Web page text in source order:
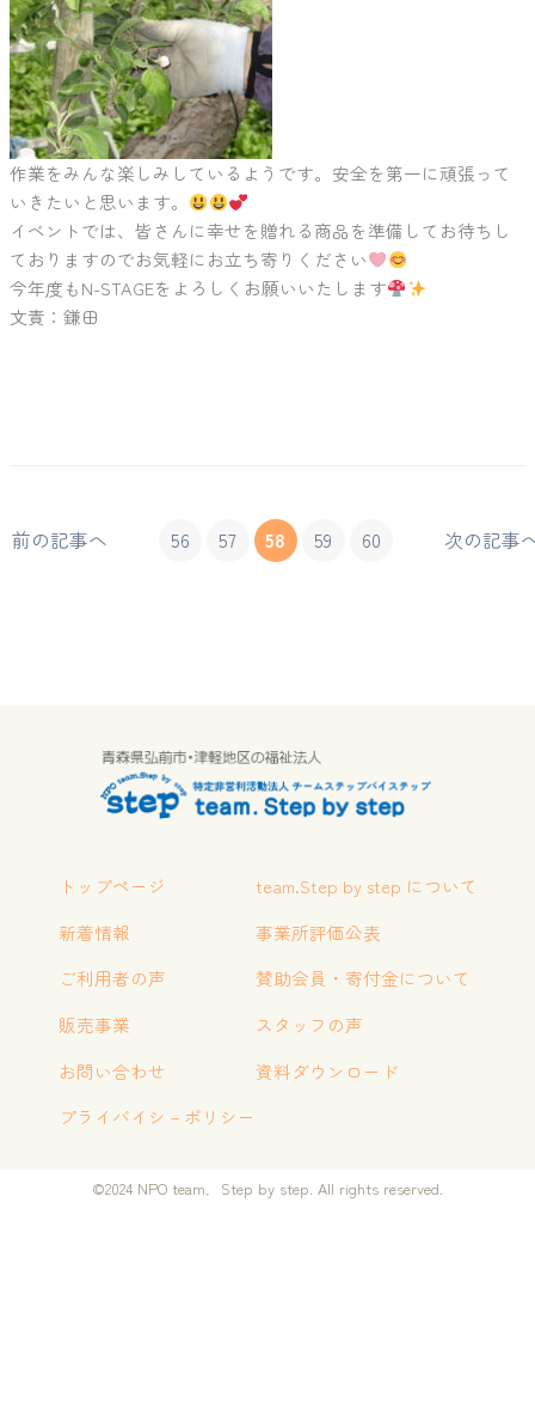
作業をみんな楽しみしているようです。安全を第一に頑張って
いきたいと思います。
イベントでは、皆さんに幸せを贈れる商品を準備してお待ちし
ておりますのでお気軽にお立ち寄りください
今年度もN-STAGEをよろしくお願いいたします
文責：鎌田
前の記事へ 56 57 58 59 60 次の記事
トップページ
新着情報
ご利用者の声
販売事業
お問い合わせ
プライバイシ－ポリシー
team.Step by step について
事業所評価公表
賛助会員・寄付金について
スタッフの声
資料ダウンロード
©2024 NPO team．Step by step. All rights reserved.